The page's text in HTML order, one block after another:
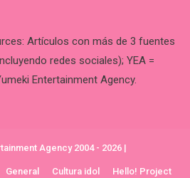
Artículos con más de 3 fuentes
redes sociales); YEA =
Entertainment Agency.
Agency 2004 - 2026 |
General Cultura idol Hello! Project